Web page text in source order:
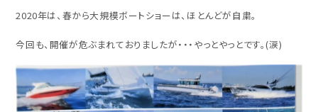
2020年は、春から大規模ボートショーは、ほとんどが自粛。
今回も、開催が危ぶまれておりましたが・・・やっとやっとです。(涙)